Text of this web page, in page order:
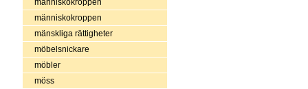
människokroppen
människokroppen
mänskliga rättigheter
möbelsnickare
möbler
möss